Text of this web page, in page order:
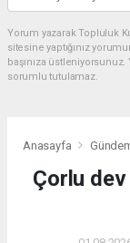
Yorum yazarak Topluluk
sitesine yaptığınız
başınıza
sorumlu tutulamaz.
Anasayfa
Çorlu